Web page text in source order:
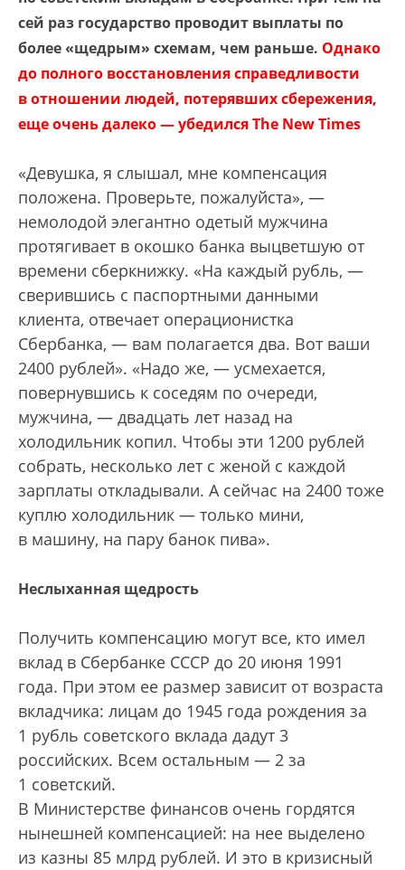
сей раз государство проводит выплаты по
более «щедрым» схемам, чем раньше. Однако
до полного восстановления справедливости
в отношении людей, потерявших сбережения,
еще очень далеко — убедился The New Times
«Девушка, я слышал, мне компенсация
положена. Проверьте, пожалуйста», —
немолодой элегантно одетый мужчина
протягивает в окошко банка выцветшую от
времени сберкнижку. «На каждый рубль, —
сверившись с паспортными данными
клиента, отвечает операционистка
Сбербанка, — вам полагается два. Вот ваши
2400 рублей». «Надо же, — усмехается,
повернувшись к соседям по очереди,
мужчина, — двадцать лет назад на
холодильник копил. Чтобы эти 1200 рублей
собрать, несколько лет с женой с каждой
зарплаты откладывали. А сейчас на 2400 тоже
куплю холодильник — только мини,
в машину, на пару банок пива».
Неслыханная щедрость
Получить компенсацию могут все, кто имел
вклад в Сбербанке СССР до 20 июня 1991
года. При этом ее размер зависит от возраста
вкладчика: лицам до 1945 года рождения за
1 рубль советского вклада дадут 3
российских. Всем остальным — 2 за
1 советский.
В Министерстве финансов очень гордятся
нынешней компенсацией: на нее выделено
из казны 85 млрд рублей. И это в кризисный